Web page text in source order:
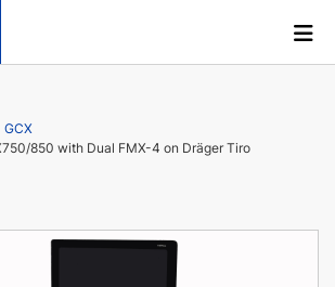
GCX
​850 with Dual FMX-4 on Dräger Tiro